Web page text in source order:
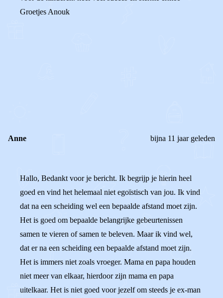
Groetjes Anouk
Anne bijna 11 jaar geleden
Hallo, Bedankt voor je bericht. Ik begrijp je hierin heel
goed en vind het helemaal niet egoïstisch van jou. Ik vind
dat na een scheiding wel een bepaalde afstand moet zijn.
Het is goed om bepaalde belangrijke gebeurtenissen
samen te vieren of samen te beleven. Maar ik vind wel,
dat er na een scheiding een bepaalde afstand moet zijn.
Het is immers niet zoals vroeger. Mama en papa houden
niet meer van elkaar, hierdoor zijn mama en papa
uitelkaar. Het is niet goed voor jezelf om steeds je ex-man